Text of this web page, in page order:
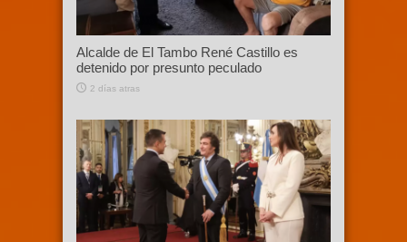
Alcalde de El Tambo René Castillo es
detenido por presunto peculado
2 días atras